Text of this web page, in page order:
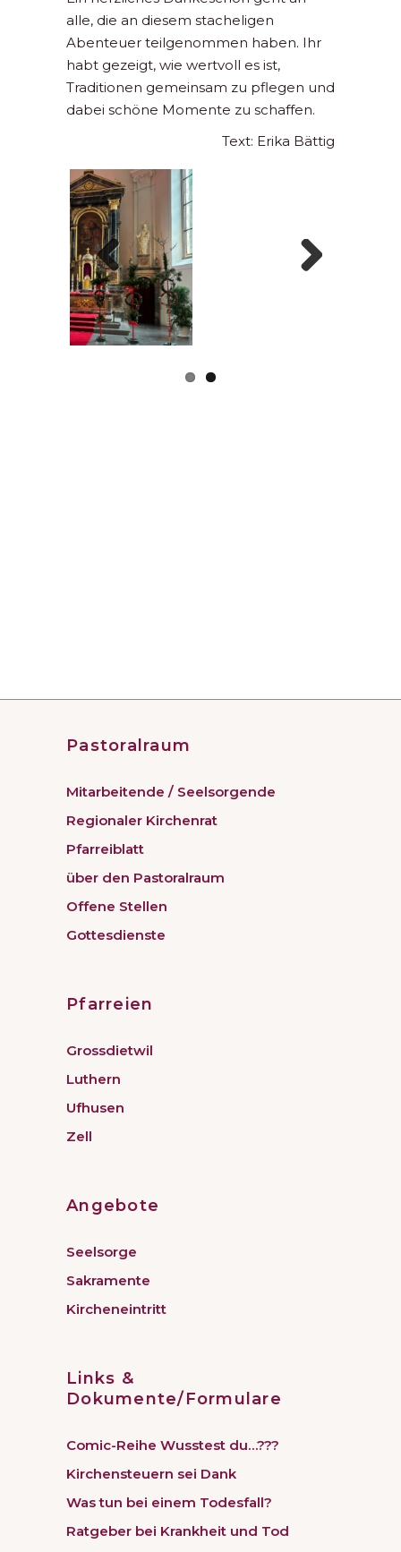
alle, die an diesem stacheligen
Abenteuer teilgenommen haben. Ihr
habt gezeigt, wie wertvoll es ist,
Traditionen gemeinsam zu pflegen und
dabei schöne Momente zu schaffen.
Text: Erika Bättig
Previous
Pastoralraum
Mitarbeitende / Seelsorgende
Regionaler Kirchenrat
Pfarreiblatt
über den Pastoralraum
Offene Stellen
Gottesdienste
Pfarreien
Grossdietwil
Luthern
Ufhusen
Zell
Angebote
Seelsorge
Sakramente
Kircheneintritt
Links &
Dokumente/Formulare
Comic-Reihe Wusstest du…???
Kirchensteuern sei Dank
Was tun bei einem Todesfall?
Ratgeber bei Krankheit und Tod